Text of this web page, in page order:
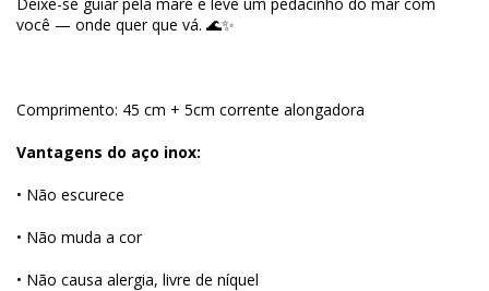
você — onde quer que vá. 🌊✨
Comprimento: 45 cm + 5cm corrente alongadora
Vantagens do aço inox:
• Não escurece
• Não muda a cor
• Não causa alergia, livre de níquel